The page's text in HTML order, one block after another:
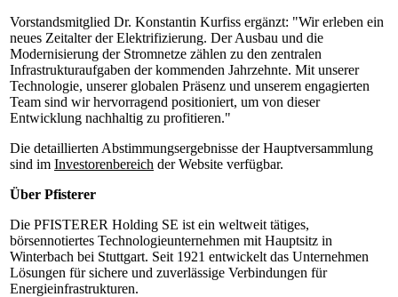
Vorstandsmitglied Dr. Konstantin Kurfiss ergänzt: "Wir erleben ein
neues Zeitalter der Elektrifizierung. Der Ausbau und die
Modernisierung der Stromnetze zählen zu den zentralen
Infrastrukturaufgaben der kommenden Jahrzehnte. Mit unserer
Technologie, unserer globalen Präsenz und unserem engagierten
Team sind wir hervorragend positioniert, um von dieser
Entwicklung nachhaltig zu profitieren."
Die detaillierten Abstimmungsergebnisse der Hauptversammlung
sind im Investorenbereich der Website verfügbar.
Über Pfisterer
Die PFISTERER Holding SE ist ein weltweit tätiges,
börsennotiertes Technologieunternehmen mit Hauptsitz in
Winterbach bei Stuttgart. Seit 1921 entwickelt das Unternehmen
Lösungen für sichere und zuverlässige Verbindungen für
Energieinfrastrukturen.